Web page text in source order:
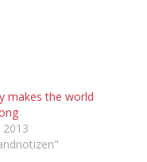
2016
makes the world
2013